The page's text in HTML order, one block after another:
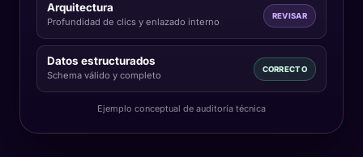
Arquitectura
Profundidad de clics y enlazado interno
REVISAR
Datos estructurados
Schema válido y completo
CORRECTO
Ejemplo conceptual de auditoría técnica